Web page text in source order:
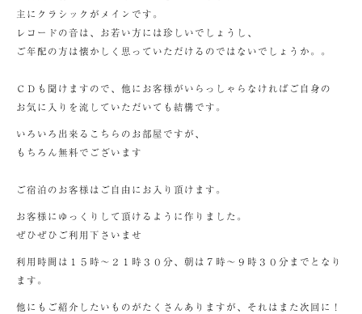
主にクラシックがメインです。
レコードの音は、お若い方には珍しいでしょうし、
ご年配の方は懐かしく思っていただけるのではないでしょうか。。
ＣＤも聞けますので、他にお客様がいらっしゃらなければご自身の
お気に入りを流していただいても結構です。
いろいろ出来るこちらのお部屋ですが、
もちろん無料でございます
ご宿泊のお客様はご自由にお入り頂けます。
お客様にゆっくりして頂けるように作りました。
ぜひぜひご利用下さいませ
利用時間は１５時～２１時３０分、朝は７時～９時３０分までとなり
ます。
他にもご紹介したいものがたくさんありますが、それはまた次回に！